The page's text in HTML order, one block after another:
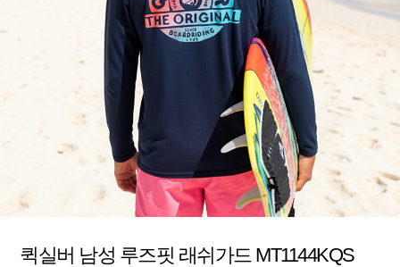
퀵실버 남성 루즈핏 래쉬가드 MT1144KQS